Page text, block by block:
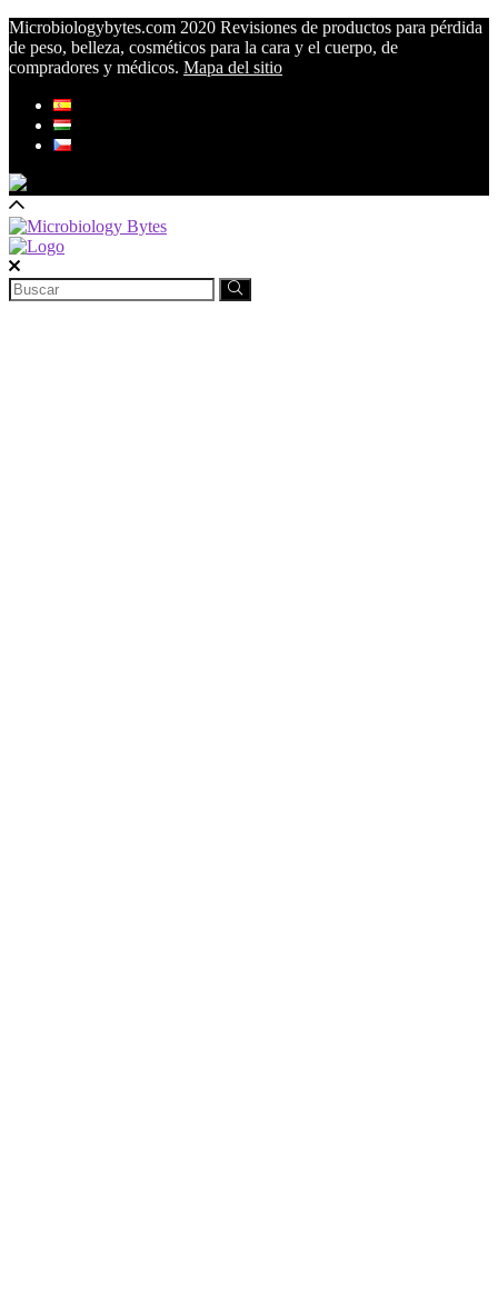
Microbiologybytes.com 2020 Revisiones de productos para pérdida
de peso, belleza, cosméticos para la cara y el cuerpo, de
compradores y médicos. Mapa del sitio